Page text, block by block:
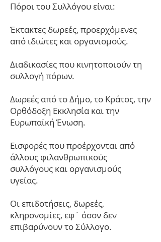
Πόροι του Συλλόγου είναι:
Έκτακτες δωρεές, προερχόμενες
από ιδιώτες και οργανισμούς.
Διαδικασίες που κινητοποιούν τη
συλλογή πόρων.
Δωρεές από το Δήμο, το Κράτος, την
Ορθόδοξη Εκκλησία και την
Ευρωπαϊκή Ένωση.
Εισφορές που προέρχονται από
άλλους φιλανθρωπικούς
συλλόγους και οργανισμούς
υγείας.
Οι επιδοτήσεις, δωρεές,
κληρονομίες, εφ΄ όσον δεν
επιβαρύνουν το Σύλλογο.